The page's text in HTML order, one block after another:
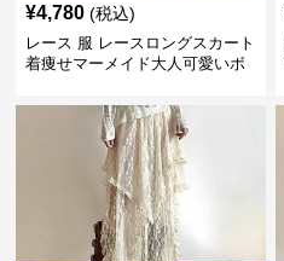
¥4,780 (税込)
レース 服 レースロングスカート
着痩せマーメイド大人可愛いボ